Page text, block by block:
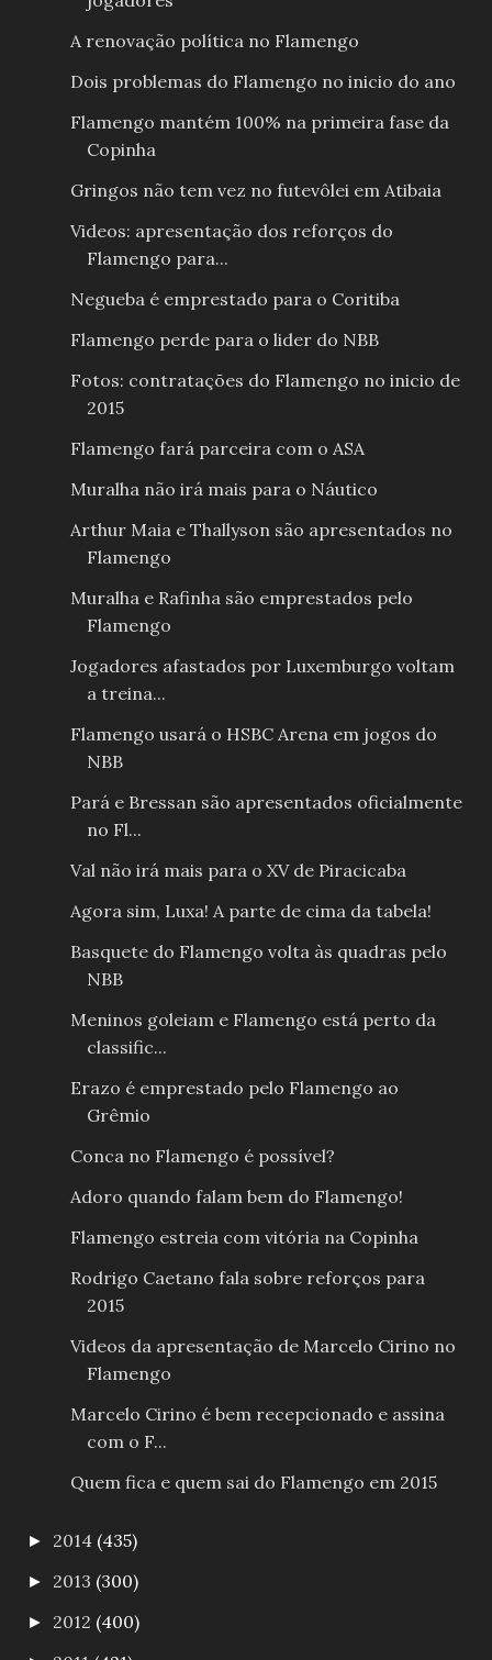
A renovação política no Flamengo
Dois problemas do Flamengo no inicio do ano
Flamengo mantém 100% na primeira fase da
Copinha
Gringos não tem vez no futevôlei em Atibaia
Videos: apresentação dos reforços do
Flamengo para...
Negueba é emprestado para o Coritiba
Flamengo perde para o lider do NBB
Fotos: contratações do Flamengo no inicio de
2015
Flamengo fará parceira com o ASA
Muralha não irá mais para o Náutico
Arthur Maia e Thallyson são apresentados no
Flamengo
Muralha e Rafinha são emprestados pelo
Flamengo
Jogadores afastados por Luxemburgo voltam
a treina...
Flamengo usará o HSBC Arena em jogos do
NBB
Pará e Bressan são apresentados oficialmente
no Fl...
Val não irá mais para o XV de Piracicaba
Agora sim, Luxa! A parte de cima da tabela!
Basquete do Flamengo volta às quadras pelo
NBB
Meninos goleiam e Flamengo está perto da
classific...
Erazo é emprestado pelo Flamengo ao
Grêmio
Conca no Flamengo é possível?
Adoro quando falam bem do Flamengo!
Flamengo estreia com vitória na Copinha
Rodrigo Caetano fala sobre reforços para
2015
Videos da apresentação de Marcelo Cirino no
Flamengo
Marcelo Cirino é bem recepcionado e assina
com o F...
Quem fica e quem sai do Flamengo em 2015
► 2014 (435)
► 2013 (300)
► 2012 (400)